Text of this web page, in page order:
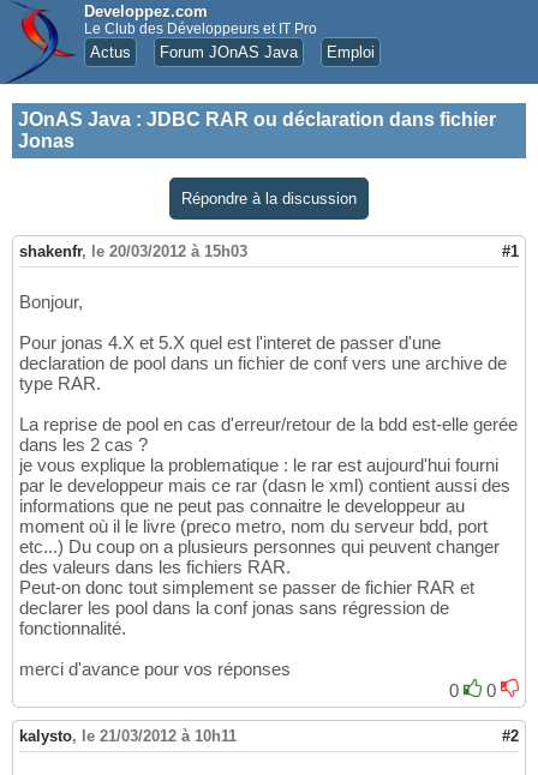
Developpez.com
Le Club des Développeurs et IT Pro
Actus Forum JOnAS Java Emploi
JOnAS Java : JDBC RAR ou déclaration dans fichier
Jonas
Répondre à la discussion
shakenfr, le 20/03/2012 à 15h03 #1
Bonjour,
Pour jonas 4.X et 5.X quel est l'interet de passer d'une
declaration de pool dans un fichier de conf vers une archive de
type RAR.
La reprise de pool en cas d'erreur/retour de la bdd est-elle gerée
dans les 2 cas ?
je vous explique la problematique : le rar est aujourd'hui fourni
par le developpeur mais ce rar (dasn le xml) contient aussi des
informations que ne peut pas connaitre le developpeur au
moment où il le livre (preco metro, nom du serveur bdd, port
etc...) Du coup on a plusieurs personnes qui peuvent changer
des valeurs dans les fichiers RAR.
Peut-on donc tout simplement se passer de fichier RAR et
declarer les pool dans la conf jonas sans régression de
fonctionnalité.
merci d'avance pour vos réponses
0
0
kalysto, le 21/03/2012 à 10h11 #2